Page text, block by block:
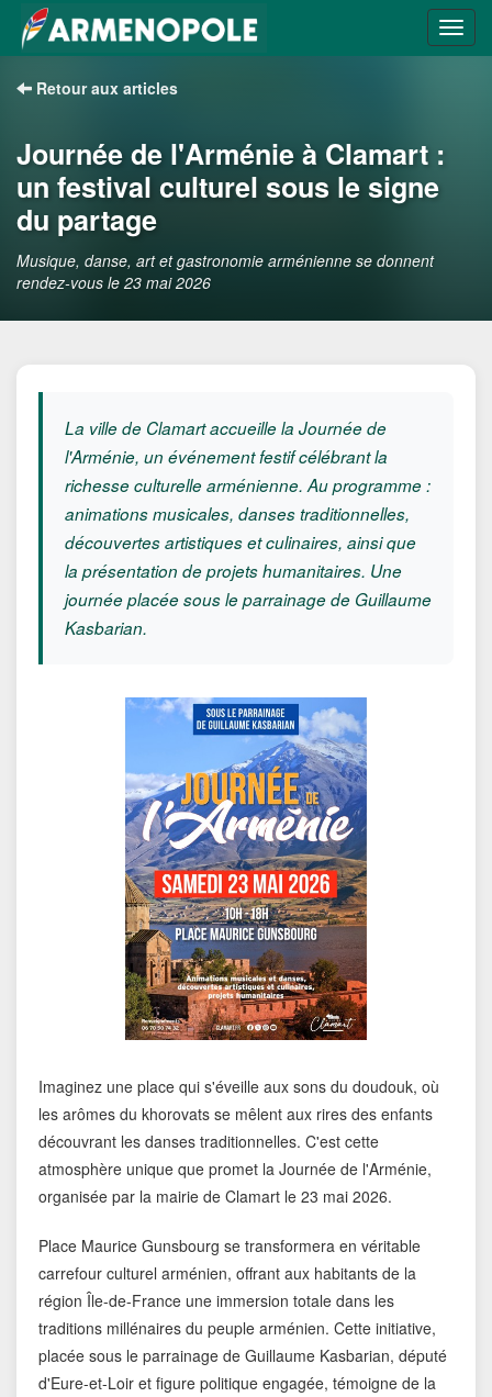
Retour aux articles
Journée de l'Arménie à Clamart :
un festival culturel sous le signe
du partage
Musique, danse, art et gastronomie arménienne se donnent
rendez-vous le 23 mai 2026
La ville de Clamart accueille la Journée de
l'Arménie, un événement festif célébrant la
richesse culturelle arménienne. Au programme :
animations musicales, danses traditionnelles,
découvertes artistiques et culinaires, ainsi que
la présentation de projets humanitaires. Une
journée placée sous le parrainage de Guillaume
Kasbarian.
Imaginez une place qui s'éveille aux sons du doudouk, où
les arômes du khorovats se mêlent aux rires des enfants
découvrant les danses traditionnelles. C'est cette
atmosphère unique que promet la Journée de l'Arménie,
organisée par la mairie de Clamart le 23 mai 2026.
Place Maurice Gunsbourg se transformera en véritable
carrefour culturel arménien, offrant aux habitants de la
région Île-de-France une immersion totale dans les
traditions millénaires du peuple arménien. Cette initiative,
placée sous le parrainage de Guillaume Kasbarian, député
d'Eure-et-Loir et figure politique engagée, témoigne de la